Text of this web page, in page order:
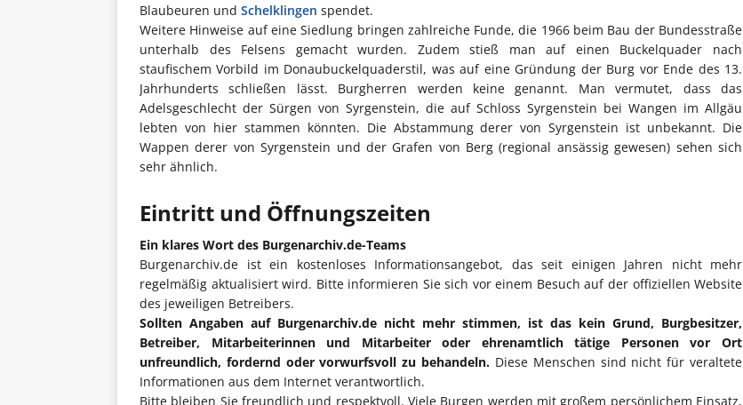
Blaubeuren und Schelklingen spendet.
Weitere Hinweise auf eine Siedlung bringen zahlreiche Funde, die 1966 beim Bau der Bundesstraße
unterhalb des Felsens gemacht wurden. Zudem stieß man auf einen Buckelquader nach
staufischem Vorbild im Donaubuckelquaderstil, was auf eine Gründung der Burg vor Ende des 13.
Jahrhunderts schließen lässt. Burgherren werden keine genannt. Man vermutet, dass das
Adelsgeschlecht der Sürgen von Syrgenstein, die auf Schloss Syrgenstein bei Wangen im Allgäu
lebten von hier stammen könnten. Die Abstammung derer von Syrgenstein ist unbekannt. Die
Wappen derer von Syrgenstein und der Grafen von Berg (regional ansässig gewesen) sehen sich
sehr ähnlich.
Eintritt und Öffnungszeiten
Ein klares Wort des Burgenarchiv.de-Teams
Burgenarchiv.de ist ein kostenloses Informationsangebot, das seit einigen Jahren nicht mehr
regelmäßig aktualisiert wird. Bitte informieren Sie sich vor einem Besuch auf der offiziellen Website
des jeweiligen Betreibers.
Sollten Angaben auf Burgenarchiv.de nicht mehr stimmen, ist das kein Grund, Burgbesitzer,
Betreiber, Mitarbeiterinnen und Mitarbeiter oder ehrenamtlich tätige Personen vor Ort
unfreundlich, fordernd oder vorwurfsvoll zu behandeln. Diese Menschen sind nicht für veraltete
Informationen aus dem Internet verantwortlich.
Bitte bleiben Sie freundlich und respektvoll. Viele Burgen werden mit großem persönlichem Einsatz,